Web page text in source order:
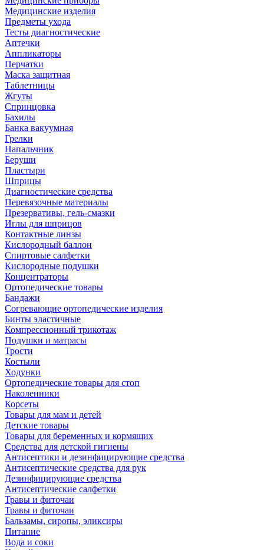
Медицинские изделия
Предметы ухода
Тесты диагностические
Аптечки
Аппликаторы
Перчатки
Маска защитная
Таблетницы
Жгуты
Спринцовка
Бахилы
Банка вакуумная
Грелки
Напальчник
Беруши
Пластыри
Шприцы
Диагностические средства
Перевязочные материалы
Презервативы, гель-смазки
Иглы для шприцов
Контактные линзы
Кислородный баллон
Спиртовые салфетки
Кислородные подушки
Концентраторы
Ортопедические товары
Бандажи
Согревающие ортопедические изделия
Бинты эластичные
Компрессионный трикотаж
Подушки и матрасы
Трости
Костыли
Ходунки
Ортопедические товары для стоп
Наколенники
Корсеты
Товары для мам и детей
Детские товары
Товары для беременных и кормящих
Средства для детской гигиены
Антисептики и дезинфицирующие средства
Антисептические средства для рук
Дезинфицирующие средства
Антисептические салфетки
Травы и фиточаи
Травы и фиточаи
Бальзамы, сиропы, эликсиры
Питание
Вода и соки